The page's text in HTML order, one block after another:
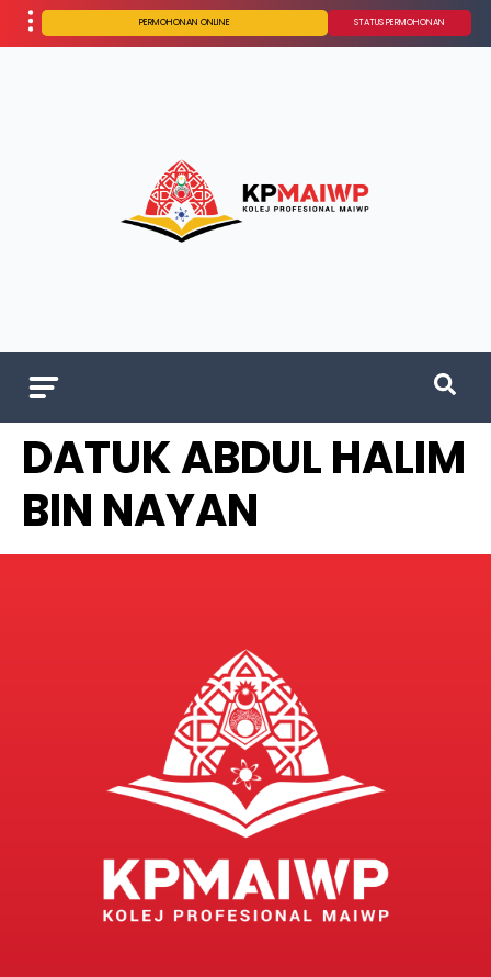
PERMOHONAN ONLINE STATUS PERMOHONAN
DATUK ABDUL HALIM
BIN NAYAN